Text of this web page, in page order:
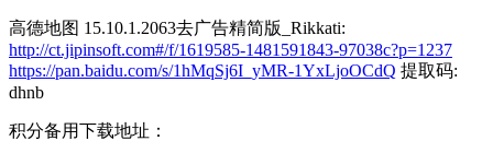
高德地图 15.10.1.2063去广告精简版_Rikkati:
http://ct.jipinsoft.com#/f/1619585-1481591843-97038c?p=1237
https://pan.baidu.com/s/1hMqSj6I_yMR-1YxLjoOCdQ 提取码:
dhnb
积分备用下载地址：